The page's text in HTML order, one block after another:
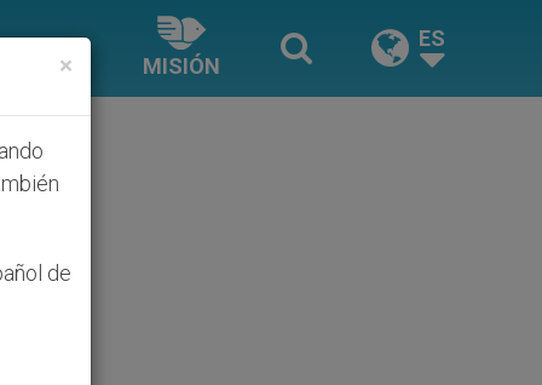
MISIÓN
ES
×
de